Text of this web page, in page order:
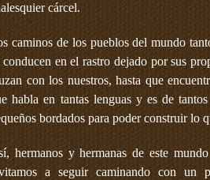
cárcel.
caminos de los pueblos del mundo
conducen en el rastro dejado por sus
con los nuestros, hasta que
habla en tantas lenguas y es de
bordados para poder construir lo
hermanos y hermanas de este
a seguir caminando con un